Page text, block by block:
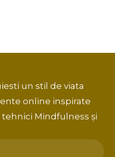
un stil de viata
online inspirate
tehnici Mindfulness și